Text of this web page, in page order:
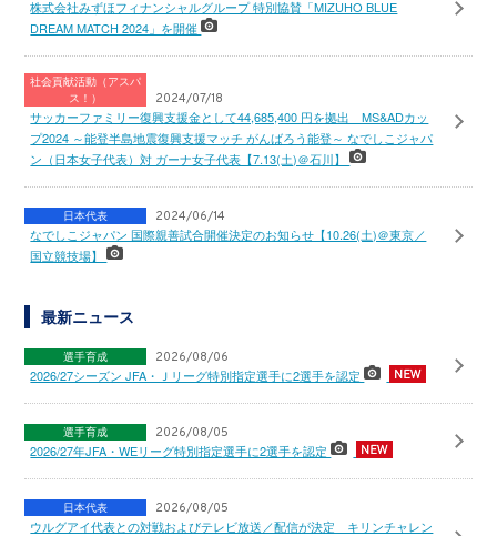
株式会社みずほフィナンシャルグループ 特別協賛「MIZUHO BLUE
DREAM MATCH 2024」を開催
社会貢献活動（アスパ
ス！）
2024/07/18
サッカーファミリー復興支援金として44,685,400 円を拠出 MS&ADカッ
プ2024 ～能登半島地震復興支援マッチ がんばろう能登～ なでしこジャパ
ン（日本女子代表）対 ガーナ女子代表【7.13(土)＠石川】
日本代表 2024/06/14
なでしこジャパン 国際親善試合開催決定のお知らせ【10.26(土)＠東京／
国立競技場】
最新ニュース
選手育成 2026/08/06
2026/27シーズン JFA・Ｊリーグ特別指定選手に2選手を認定
選手育成 2026/08/05
2026/27年JFA・WEリーグ特別指定選手に2選手を認定
日本代表 2026/08/05
ウルグアイ代表との対戦およびテレビ放送／配信が決定 キリンチャレン